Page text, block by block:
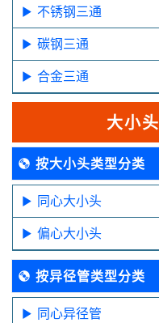
不锈钢三通
碳钢三通
合金三通
大小
按大小头类型分类
同心大小头
偏心大小头
按异径管类型分类
同心异径管